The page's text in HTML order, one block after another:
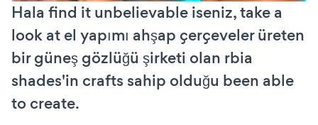
Hala find it unbelievable iseniz, take a
look at el yapımı ahşap çerçeveler üreten
bir güneş gözlüğü şirketi olan rbia
shades'in crafts sahip olduğu been able
to create.